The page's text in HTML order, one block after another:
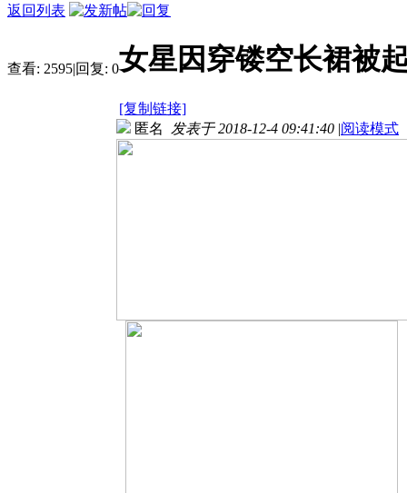
返回列表
查看: 2595|回复: 0女星因穿镂空长裙被
[复制链接]
匿名 发表于 2018-12-4 09:41:40 |阅读模式